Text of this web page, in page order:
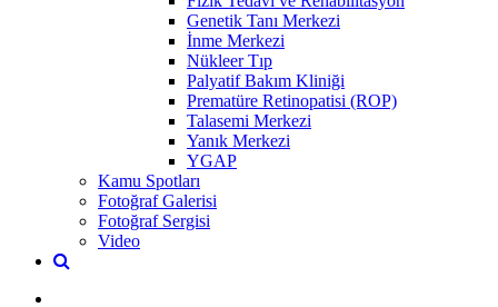
Genetik Tanı Merkezi
İnme Merkezi
Nükleer Tıp
Palyatif Bakım Kliniği
Prematüre Retinopatisi (ROP)
Talasemi Merkezi
Yanık Merkezi
YGAP
Kamu Spotları
Fotoğraf Galerisi
Fotoğraf Sergisi
Video